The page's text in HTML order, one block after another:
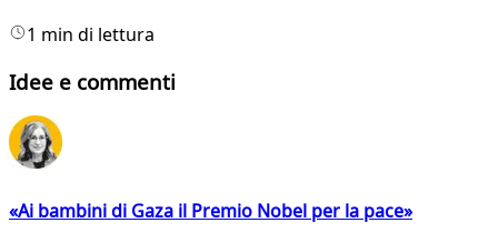
1 min di lettura
Idee e commenti
«Ai bambini di Gaza il Premio Nobel per la pace»